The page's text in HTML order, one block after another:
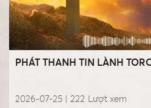
PHÁT THANH TIN LÀNH
2026-07-25 | Lượt xem
222